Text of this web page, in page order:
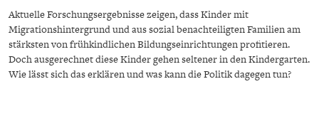
Aktuelle Forschungsergebnisse zeigen, dass Kinder mit
Migrationshintergrund und aus sozial benachteiligten Familien am
stärksten von frühkindlichen Bildungseinrichtungen profitieren.
Doch ausgerechnet diese Kinder gehen seltener in den Kindergarten.
Wie lässt sich das erklären und was kann die Politik dagegen tun?